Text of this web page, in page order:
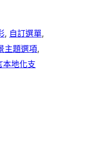
, 自訂選單
主題選項
本地化支